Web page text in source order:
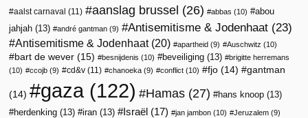
aalst carnaval (11) aanslag brussel (26) abbas (10)
abou
jahjah (13) andré gantman (9) Antisemitisme & Jodenhaat (23)
Antisemitisme & Jodenhaat(20) apartheid (9) Auschwitz (10)
bart de wever (15) besnijdenis (10) beveiliging (13)
brigitte herremans
(10)
ccojb (9) cd&v (11) chanoeka (9) conflict (10) fjo (14) gantman
(14) gaza(122) Hamas (27) hans knoop (13)
herdenking (13) iran (13) Israël (17) jan jambon (10) Jeruzalem (9)